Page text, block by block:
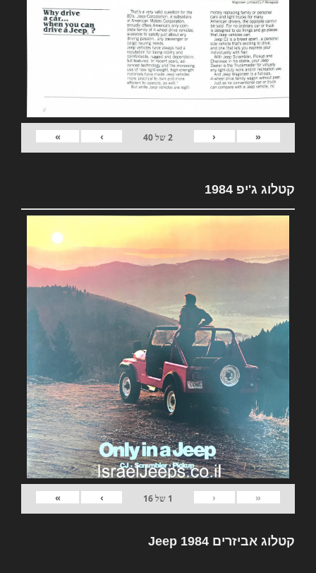
«
‹
2של40
›
»
קטלוג ג'יפ 1984
«
‹
1 של16
›
»
קטלוג אביזרים Jeep 1984